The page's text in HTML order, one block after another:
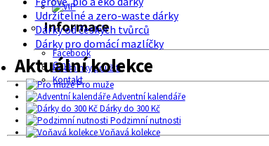
Informace
Facebook
O nás
Podmínky použití
Kontakt
Udržitelné a zero-waste dárky
Dárky od českých tvůrců
Dárky pro domácí mazlíčky
Aktuální kolekce
Pro muže
Adventní kalendáře
Dárky do 300 Kč
Podzimní nutnosti
Voňavá kolekce